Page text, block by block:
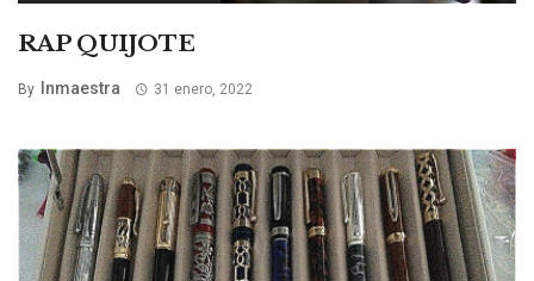
RAP QUIJOTE
By Inmaestra 31 enero, 2022